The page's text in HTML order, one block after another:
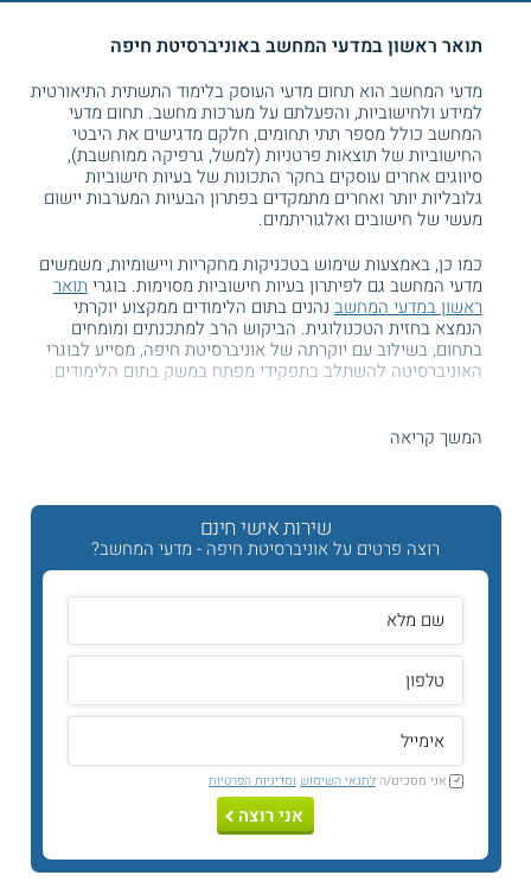
תואר ראשון במדעי המחשב באוניברסיטת חיפה
מדעי המחשב הוא תחום מדעי העוסק בלימוד התשתית התיאורטית
למידע ולחישוביות, והפעלתם על מערכות מחשב. תחום מדעי
המחשב כולל מספר תתי תחומים, חלקם מדגישים את היבטי
החישוביות של תוצאות פרטניות (למשל, גרפיקה ממוחשבת),
סיווגים אחרים עוסקים בחקר התכונות של בעיות חישוביות
גלובליות יותר ואחרים מתמקדים בפתרון הבעיות המערבות יישום
מעשי של חישובים ואלגוריתמים.
כמו כן, באמצעות שימוש בטכניקות מחקריות ויישומיות, משמשים
מדעי המחשב גם לפיתרון בעיות חישוביות מסוימות. בוגרי תואר
ראשון במדעי המחשב נהנים בתום הלימודים ממקצוע יוקרתי
הנמצא בחזית הטכנולוגית. הביקוש הרב למתכנתים ומומחים
בתחום, בשילוב עם יוקרתה של אוניברסיטת חיפה, מסייע לבוגרי
האוניברסיטה להשתלב בתפקידי מפתח במשק בתום הלימודים.
וכן להכין את הסטודנטים לתארים מתקדמים רלוונטיים.
תכנית הלימודים
לימודי מדעי המחשב באוניברסיטת חיפה מתחלקים למסלול חד
חוגי, המסלול דו חוגי והתוכנית המשותפת למשפטים ומדעי
המחשב. הלימודים במסלול החד חוגי כוללים קורסים שונים כגון:
מבוא למדעי המחשב, מבוא לחומרה, תכנות מונחים עצמים, מבני
נתונים, מערכות הפעלה, שיטות הסתברותיות, מודלים חישוביים
ועוד. הלימודים במסלול הדו חוגי משלבים קורסי חובה במדעי
המחשב כגון: מודלים חישוביים, מבנה מהדרים, ארגון המחשב
ושפות סף, תכנות מונחים ועצמים ועוד. כמו כן, במסלול זה ישלבו
הסטודנטיםלימודי מתמטיקהומקצועות בחירה במדעי המחשב.
מסלול חד חוגי עם התמקדות במדעים
ויזואליים.
המשך קריאה
שירות אישי חינם
רוצה פרטים על אוניברסיטת חיפה - מדעי המחשב?
אני מסכים/הלתנאי השימוש ומדיניות הפרטיות
אני רוצה